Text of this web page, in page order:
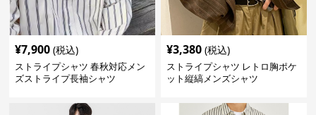
¥7,900 (税込)
ストライプシャツ 春秋対応メン
ズストライプ長袖シャツ
¥3,380 (税込)
ストライプシャツ レトロ胸ポケ
ット縦縞メンズシャツ